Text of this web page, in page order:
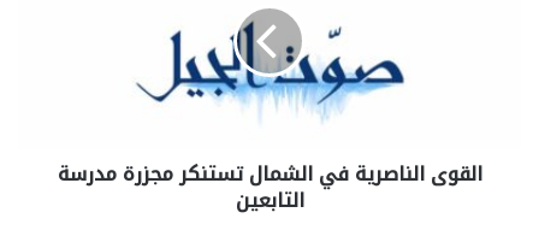
القوى الناصرية في الشمال تستنكر مجزرة مدرسة
التابعين